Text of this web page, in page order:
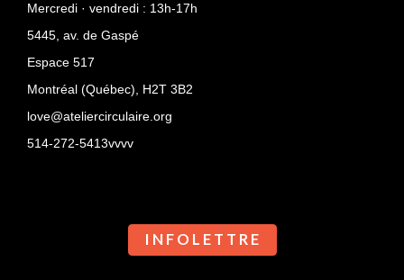
Mercredi · vendredi : 13h-17h
5445, av. de Gaspé
Espace 517
Montréal (Québec), H2T 3B2
love@ateliercirculaire.org
514-272-5413vvvv
I N F O L E T T R E